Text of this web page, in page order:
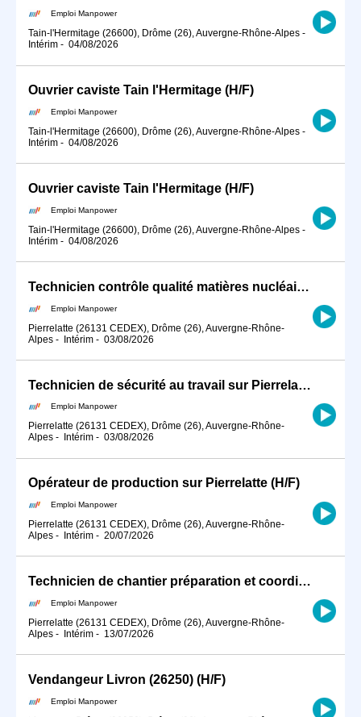
Emploi Manpower
Tain-l'Hermitage (26600), Drôme (26), Auvergne-Rhône-Alpes -
Intérim - 04/08/2026
Ouvrier caviste Tain l'Hermitage (H/F)
Emploi Manpower
Tain-l'Hermitage (26600), Drôme (26), Auvergne-Rhône-Alpes -
Intérim - 04/08/2026
Ouvrier caviste Tain l'Hermitage (H/F)
Emploi Manpower
Tain-l'Hermitage (26600), Drôme (26), Auvergne-Rhône-Alpes -
Intérim - 04/08/2026
Technicien contrôle qualité matières nucléaires sur Pierrelatte (H/F)
Emploi Manpower
Pierrelatte (26131 CEDEX), Drôme (26), Auvergne-Rhône-
Alpes - Intérim - 03/08/2026
Technicien de sécurité au travail sur Pierrelatte (H/F)
Emploi Manpower
Pierrelatte (26131 CEDEX), Drôme (26), Auvergne-Rhône-
Alpes - Intérim - 03/08/2026
Opérateur de production sur Pierrelatte (H/F)
Emploi Manpower
Pierrelatte (26131 CEDEX), Drôme (26), Auvergne-Rhône-
Alpes - Intérim - 20/07/2026
Technicien de chantier préparation et coordination. dpt 26 (H/F)
Emploi Manpower
Pierrelatte (26131 CEDEX), Drôme (26), Auvergne-Rhône-
Alpes - Intérim - 13/07/2026
Vendangeur Livron (26250) (H/F)
Emploi Manpower